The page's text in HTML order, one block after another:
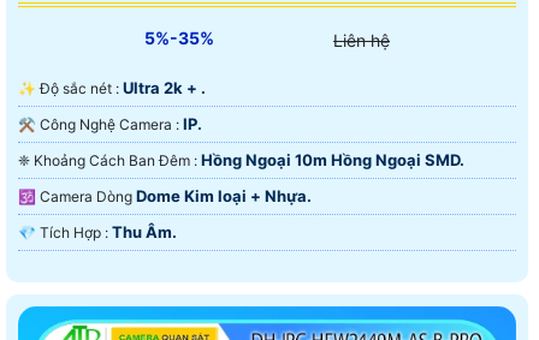
5%-35% Liên hệ
✨ Độ sắc nét : Ultra 2k + .
⚒ Công Nghệ Camera : IP.
❈ Khoảng Cách Ban Đêm : Hồng Ngoại 10m Hồng Ngoại SMD.
🕉️ Camera Dòng Dome Kim loại + Nhựa.
️💎 Tích Hợp : Thu Âm.